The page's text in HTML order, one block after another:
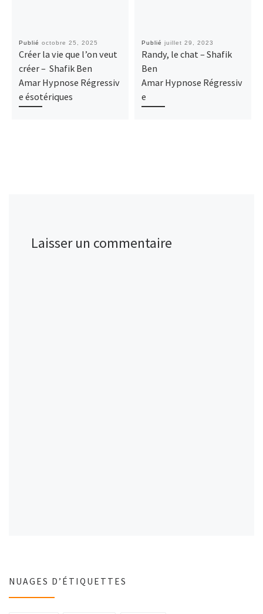
Publié octobre 25, 2025
Créer la vie que l’on veut
créer – Shafik Ben
Amar Hypnose Régressiv
e ésotériques
Publié juillet 29, 2023
Randy, le chat – Shafik
Ben
Amar Hypnose Régressiv
e
Laisser un commentaire
NUAGES D’ÉTIQUETTES